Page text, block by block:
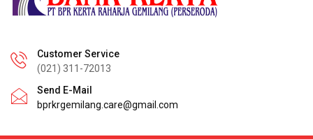
Customer Service
(021) 311-72013
Send E-Mail
bprkrgemilang.care@gmail.com